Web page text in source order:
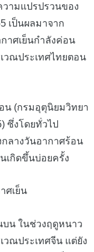
มแปรปรวนของ
เป็นผลมาจาก
าศเย็นกำลังค่อน
วณประเทศไทยตอน
(กรมอุตุนิยมวิทยา
ซึ่งโดยทั่วไป
ลางวันอากาศร้อน
เกิดขึ้นบ่อยครั้ง
เย็น
น ในช่วงฤดูหนาว
วณประเทศจีน แต่ยัง